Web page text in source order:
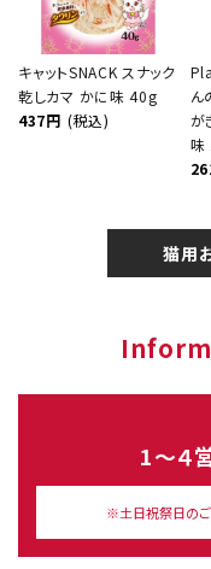
キャットSNACK スナック
乾しカマ かに味 40g
437円 (税込)
ん
が
味
猫用
1～４
※土日祝祭日のご